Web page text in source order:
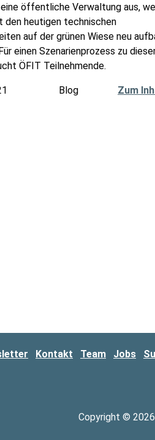
öffentliche Verwaltung aus,
den heutigen technischen
auf der grünen Wiese neu
einen Szenarienprozess zu
ÖFIT Teilnehmende.
Blog Zum
Kontakt Team Jobs
Copyright © 2026